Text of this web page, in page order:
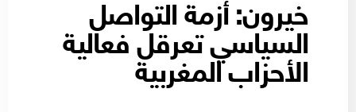
خيرون: أزمة التواصل
السياسي تعرقل فعالية
الأحزاب المغربية